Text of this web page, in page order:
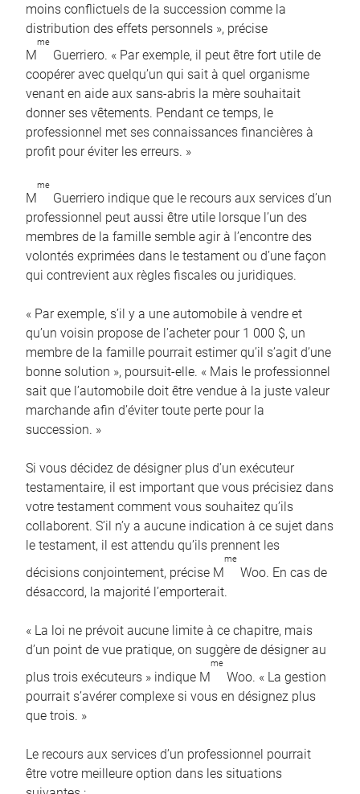
moins conflictuels de la succession comme la
distribution des effets personnels », précise
M
me
Guerriero. « Par exemple, il peut être fort utile de
coopérer avec quelqu’un qui sait à quel organisme
venant en aide aux sans-abris la mère souhaitait
donner ses vêtements. Pendant ce temps, le
professionnel met ses connaissances financières à
profit pour éviter les erreurs. »
M
me
Guerriero indique que le recours aux services d’un
professionnel peut aussi être utile lorsque l’un des
membres de la famille semble agir à l’encontre des
volontés exprimées dans le testament ou d’une façon
qui contrevient aux règles fiscales ou juridiques.
« Par exemple, s’il y a une automobile à vendre et
qu’un voisin propose de l’acheter pour 1 000 $, un
membre de la famille pourrait estimer qu’il s’agit d’une
bonne solution », poursuit-elle. « Mais le professionnel
sait que l’automobile doit être vendue à la juste valeur
marchande afin d’éviter toute perte pour la
succession. »
Si vous décidez de désigner plus d’un exécuteur
testamentaire, il est important que vous précisiez dans
votre testament comment vous souhaitez qu’ils
collaborent. S’il n’y a aucune indication à ce sujet dans
le testament, il est attendu qu’ils prennent les
décisions conjointement, précise M
me
Woo. En cas de
désaccord, la majorité l’emporterait.
« La loi ne prévoit aucune limite à ce chapitre, mais
d’un point de vue pratique, on suggère de désigner au
plus trois exécuteurs » indique M
me
Woo. « La gestion
pourrait s’avérer complexe si vous en désignez plus
que trois. »
Le recours aux services d’un professionnel pourrait
être votre meilleure option dans les situations